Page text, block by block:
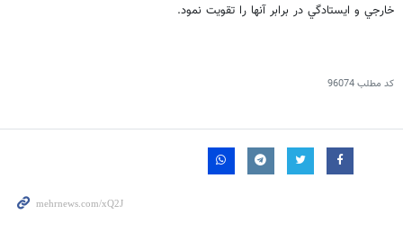
خارجي و ايستادگي در برابر آنها را تقويت نمود.
کد مطلب96074